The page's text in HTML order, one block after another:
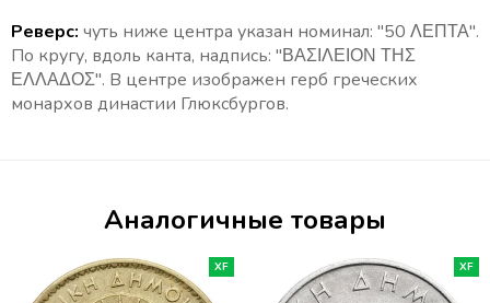
Реверс: чуть ниже центра указан номинал: "50 ΛΕΠΤΑ".
По кругу, вдоль канта, надпись: "ΒΑΣΙΛΕΙΟΝ ΤΗΣ
ΕΛΛΑΔΟΣ". В центре изображен герб греческих
монархов династии Глюксбургов.
Аналогичные товары
XF XF